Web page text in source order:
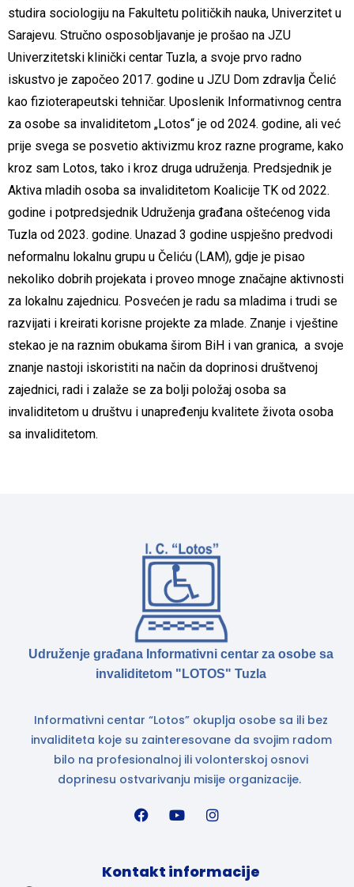
studira sociologiju na Fakultetu političkih nauka, Univerzitet u
Sarajevu. Stručno osposobljavanje je prošao na JZU
Univerzitetski klinički centar Tuzla, a svoje prvo radno
iskustvo je započeo 2017. godine u JZU Dom zdravlja Čelić
kao fizioterapeutski tehničar. Uposlenik Informativnog centra
za osobe sa invaliditetom „Lotos“ je od 2024. godine, ali već
prije svega se posvetio aktivizmu kroz razne programe, kako
kroz sam Lotos, tako i kroz druga udruženja. Predsjednik je
Aktiva mladih osoba sa invaliditetom Koalicije TK od 2022.
godine i potpredsjednik Udruženja građana oštećenog vida
Tuzla od 2023. godine. Unazad 3 godine uspješno predvodi
neformalnu lokalnu grupu u Čeliću (LAM), gdje je pisao
nekoliko dobrih projekata i proveo mnoge značajne aktivnosti
za lokalnu zajednicu. Posvećen je radu sa mladima i trudi se
razvijati i kreirati korisne projekte za mlade. Znanje i vještine
stekao je na raznim obukama širom BiH i van granica, a svoje
znanje nastoji iskoristiti na način da doprinosi društvenoj
zajednici, radi i zalaže se za bolji položaj osoba sa
invaliditetom u društvu i unapređenju kvalitete života osoba
sa invaliditetom.
Udruženje građana Informativni centar za osobe sa
invaliditetom "LOTOS" Tuzla
Informativni centar “Lotos” okuplja osobe sa ili bez
invaliditeta koje su zainteresovane da svojim radom
bilo na profesionalnoj ili volonterskoj osnovi
doprinesu ostvarivanju misije organizacije.
Kontakt informacije